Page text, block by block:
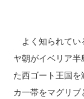
よく知られてい
ヤ朝がイベリア
た西ゴート王国
カ一帯をマグリ